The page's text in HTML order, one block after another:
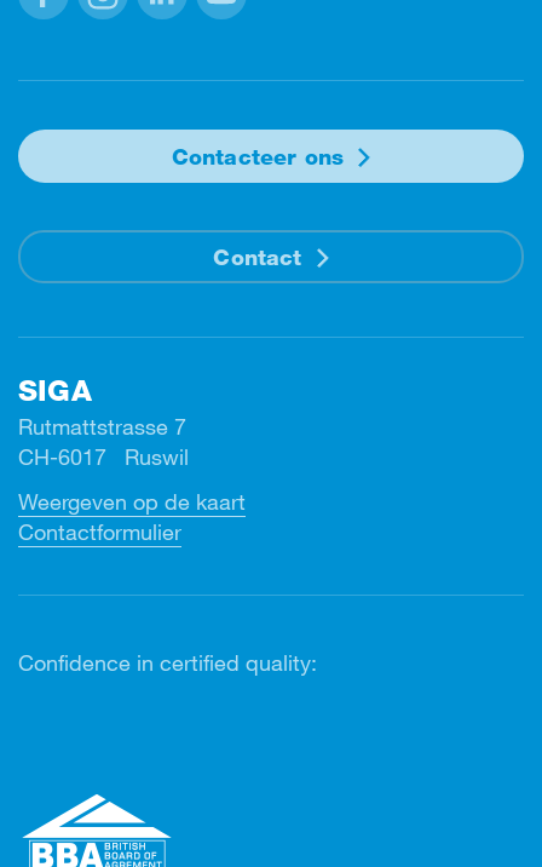
Contacteer ons
Contact
SIGA
Rutmattstrasse 7
CH-6017 Ruswil
Weergeven op de kaart
Contactformulier
Confidence in certified quality: